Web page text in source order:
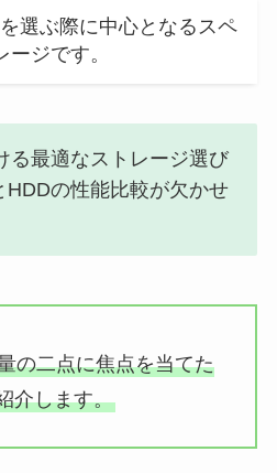
選ぶ際に中心となるスペ
ジです。
る最適なストレージ選び
HDDの性能比較が欠かせ
の二点に焦点を当てた
介します。